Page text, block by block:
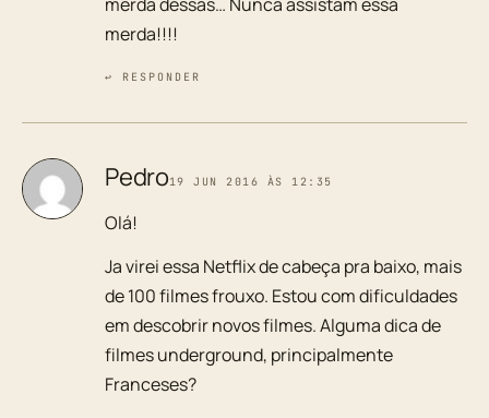
merda!!!!
↩ RESPONDER
Pedro19 JUN 2016 ÀS 12:35
Olá!
Ja virei essa Netflix de cabeça pra baixo, mais
de 100 filmes frouxo. Estou com dificuldades
em descobrir novos filmes. Alguma dica de
filmes underground, principalmente
Franceses?